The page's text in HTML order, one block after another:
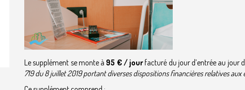
Le supplément se monte à 95 € / jourfacturé du jour d’entrée au jour
719 du 8 juillet 2019 portant diverses dispositions financières relatives aux